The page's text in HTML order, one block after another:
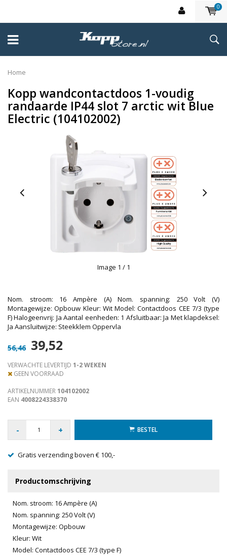
0
Home
Kopp wandcontactdoos 1-voudig
randaarde IP44 slot 7 arctic wit Blue
Electric (104102002)
Image 1 / 1
Nom. stroom: 16 Ampère (A) Nom. spanning: 250 Volt (V)
Montagewijze: Opbouw Kleur: Wit Model: Contactdoos CEE 7/3 (type
F) Halogeenvrij: Ja Aantal eenheden: 1 Afsluitbaar: Ja Met klapdeksel:
Ja Aansluitwijze: Steekklem Oppervla
56,46 39,52
VERWACHTE LEVERTIJD 1-2 WEKEN
GEEN VOORRAAD
ARTIKELNUMMER104102002
EAN 4008224338370
- + BESTEL
Gratis verzending boven € 100,-
Productomschrijving
Nom. stroom: 16 Ampère (A)
Nom. spanning: 250 Volt (V)
Montagewijze: Opbouw
Kleur: Wit
Model: Contactdoos CEE 7/3 (type F)